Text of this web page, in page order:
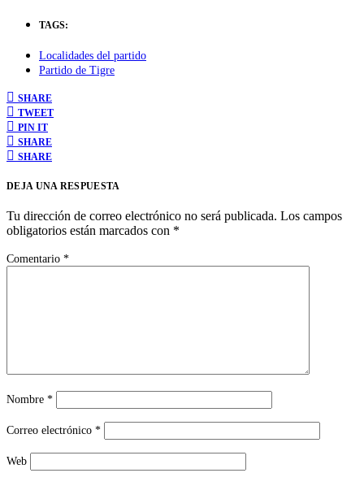
TAGS:
Localidades del partido
Partido de Tigre
SHARE
TWEET
PIN IT
SHARE
SHARE
DEJA UNA RESPUESTA
Tu dirección de correo electrónico no será publicada. Los campos
obligatorios están marcados con *
Comentario *
Nombre *
Correo electrónico *
Web